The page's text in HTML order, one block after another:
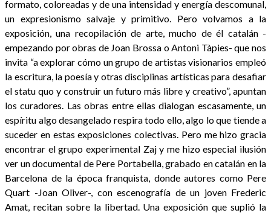
formato, coloreadas y de una intensidad y energía descomunal,
un expresionismo salvaje y primitivo. Pero volvamos a la
exposición, una recopilación de arte, mucho de él catalán -
empezando por obras de Joan Brossa o Antoni Tàpies- que nos
invita “a explorar cómo un grupo de artistas visionarios empleó
la escritura, la poesía y otras disciplinas artísticas para desafiar
el statu quo y construir un futuro más libre y creativo”, apuntan
los curadores. Las obras entre ellas dialogan escasamente, un
espíritu algo desangelado respira todo ello, algo lo que tiende a
suceder en estas exposiciones colectivas. Pero me hizo gracia
encontrar el grupo experimental Zaj y me hizo especial ilusión
ver un documental de Pere Portabella, grabado en catalán en la
Barcelona de la época franquista, donde autores como Pere
Quart -Joan Oliver-, con escenografía de un joven Frederic
Amat, recitan sobre la libertad. Una exposición que suplió la